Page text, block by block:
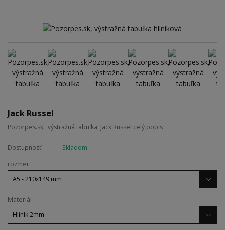
Jack Russel
Pozorpes.sk, výstražná tabuľka, Jack Russel celý popis
Dostupnosť
Skladom
rozmer
Materiál